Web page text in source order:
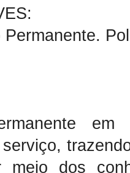
Permanente.
meio dos